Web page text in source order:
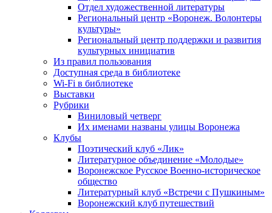
Отдел художественной литературы
Региональный центр «Воронеж. Волонтеры
культуры»
Региональный центр поддержки и развития
культурных инициатив
Из правил пользования
Доступная среда в библиотеке
Wi-Fi в библиотеке
Выставки
Рубрики
Виниловый четверг
Их именами названы улицы Воронежа
Клубы
Поэтический клуб «Лик»
Литературное объединение «Молодые»
Воронежское Русское Военно-историческое
общество
Литературный клуб «Встречи с Пушкиным»
Воронежский клуб путешествий